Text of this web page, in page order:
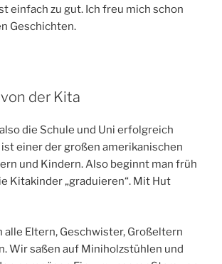
einfach zu gut. Ich freu mich schon
Geschichten.
der Kita
die Schule und Uni erfolgreich
einer der großen amerikanischen
und Kindern. Also beginnt man früh
Kitakinder „graduieren“. Mit Hut
alle Eltern, Geschwister, Großeltern
Wir saßen auf Miniholzstühlen und